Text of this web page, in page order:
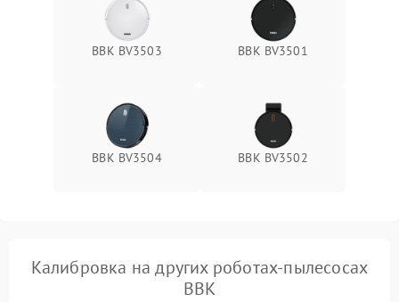
BBK BV3503 BBK BV3501
BBK BV3504 BBK BV3502
Калибровка на других роботах-пылесосах
BBK